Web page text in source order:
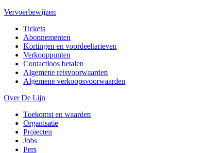
Vervoerbewijzen
Tickets
Abonnementen
Kortingen en voordeeltarieven
Verkooppunten
Contactloos betalen
Algemene reisvoorwaarden
Algemene verkoopsvoorwaarden
Over De Lijn
Toekomst en waarden
Organisatie
Projecten
Jobs
Pers